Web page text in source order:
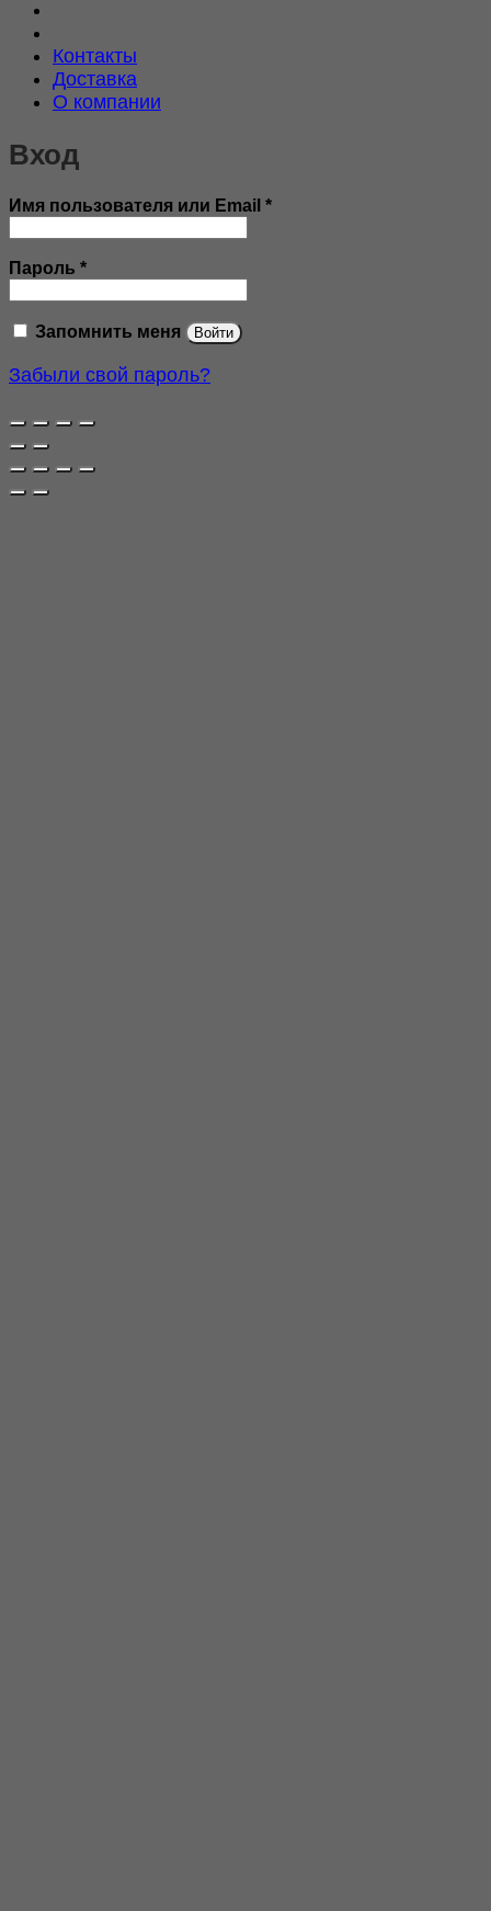
Контакты
Доставка
О компании
Вход
Имя пользователя или Email *Обязательно
Пароль *Обязательно
Запомнить меня Войти
Забыли свой пароль?